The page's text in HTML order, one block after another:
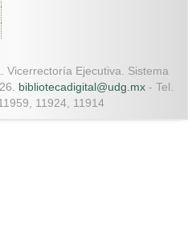
Vicerrectoría Ejecutiva. Sistema
bibliotecadigital@udg.mx - Tel.
11924, 11914